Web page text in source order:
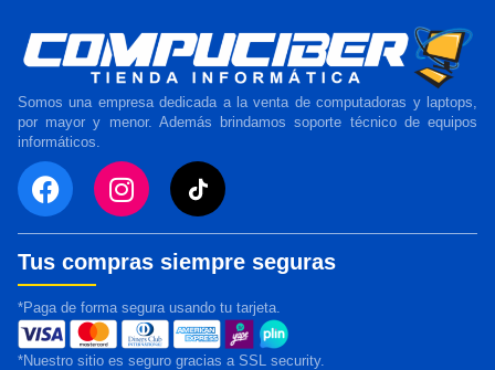
Somos una empresa dedicada a la venta de computadoras y laptops,
por mayor y menor. Además brindamos soporte técnico de equipos
informáticos.
Tus compras siempre seguras
*Paga de forma segura usando tu tarjeta.
*Nuestro sitio es seguro gracias a SSL security.